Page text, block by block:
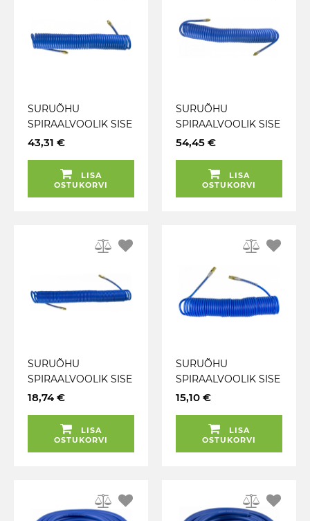
SURUÕHU
SPIRAALVOOLIK SISE
10MM. VÄLIS 15MM.
KEERE 360° JBM
43,31 €
LISA
OSTUKORVI
SURUÕHU
SPIRAALVOOLIK SISE
10MM. VÄLIS 15MM.
KEERE 360° JBM
54,45 €
LISA
OSTUKORVI
SURUÕHU
SPIRAALVOOLIK SISE
5MM. VÄLIS 8MM.
KEERE 360° JBM
18,74 €
LISA
OSTUKORVI
SURUÕHU
SPIRAALVOOLIK SISE
5MM. VÄLIS 8MM.
KEERE 360° JBM
15,10 €
LISA
OSTUKORVI